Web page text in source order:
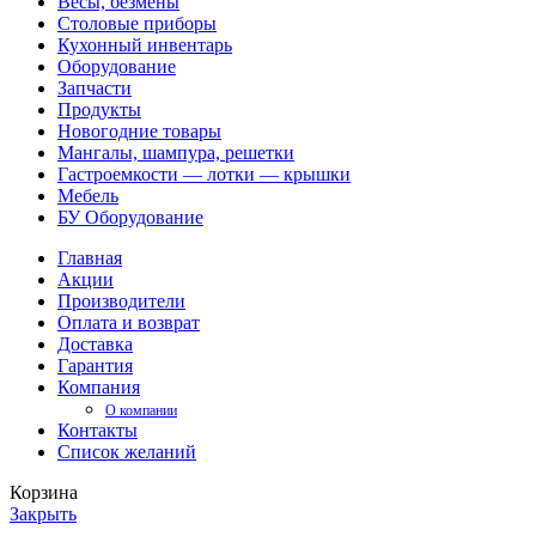
Столовые приборы
Кухонный инвентарь
Оборудование
Запчасти
Продукты
Новогодние товары
Мангалы, шампура, решетки
Гастроемкости — лотки — крышки
Мебель
БУ Оборудование
Главная
Акции
Производители
Оплата и возврат
Доставка
Гарантия
Компания
О компании
Контакты
Список желаний
Корзина
Закрыть